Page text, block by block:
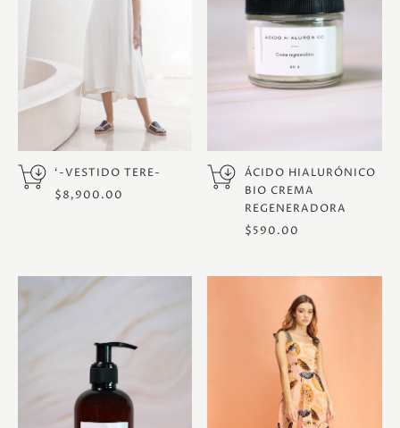
‘-VESTIDO TERE-
$8,900.00
ÁCIDO HIALURÓNICO
BIO CREMA
REGENERADORA
$590.00